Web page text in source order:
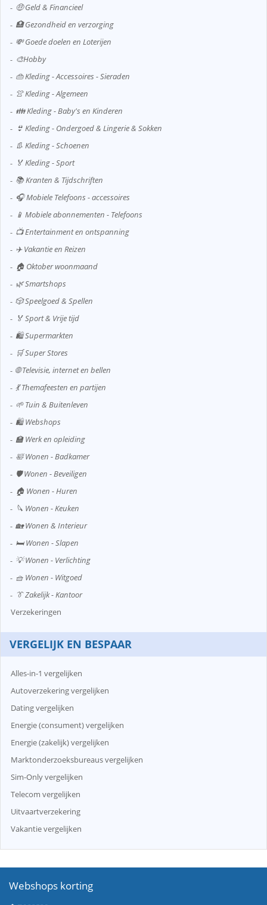
🤑 Geld & Financieel
🏥 Gezondheid en verzorging
💸 Goede doelen en Loterijen
🎨Hobby
👜 Kleding - Accessoires - Sieraden
👚 Kleding - Algemeen
👪 Kleding - Baby's en Kinderen
👙 Kleding - Ondergoed & Lingerie & Sokken
👢 Kleding - Schoenen
🏅 Kleding - Sport
📚 Kranten & Tijdschriften
🎧 Mobiele Telefoons - accessoires
📱 Mobiele abonnementen - Telefoons
📺 Entertainment en ontspanning
✈️ Vakantie en Reizen
🏠 Oktober woonmaand
🌿 Smartshops
🎲 Speelgoed & Spellen
🏅 Sport & Vrije tijd
🛍️ Supermarkten
🛒 Super Stores
🌐 Televisie, internet en bellen
💃 Themafeesten en partijen
🌱 Tuin & Buitenleven
🛍️ Webshops
🏫 Werk en opleiding
🛀 Wonen - Badkamer
🛡️ Wonen - Beveiligen
🏠 Wonen - Huren
🔪 Wonen - Keuken
🏡 Wonen & Interieur
🛏️ Wonen - Slapen
💡 Wonen - Verlichting
🧺 Wonen - Witgoed
👔 Zakelijk - Kantoor
Verzekeringen
VERGELIJK EN BESPAAR
Alles-in-1 vergelijken
Autoverzekering vergelijken
Dating vergelijken
Energie (consument) vergelijken
Energie (zakelijk) vergelijken
Marktonderzoeksbureaus vergelijken
Sim-Only vergelijken
Telecom vergelijken
Uitvaartverzekering
Vakantie vergelijken
Webshops korting